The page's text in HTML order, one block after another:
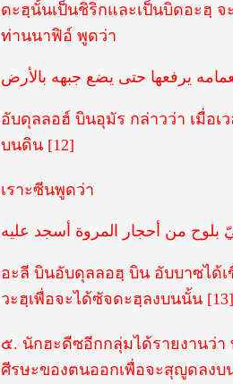
ดะฮฺนั้นเป็นชิริกและเป็นบิดอะฮฺ
ท่านนาฟิอ์ พูดว่า
يرفعها حتى يضع جبهه بالأرض
อับดุลลอฮ์ บินอุมัร กล่าวว่า เมื่อ
บนดิน [12]
เราะซีนพูดว่า
من أحجار المروة أسجد عليه
อะลี บินอับดุลลอฮฺ บิน อับบาซได้
วะฮฺเพื่อจะได้ซัจดะฮฺลงบนนั้น [13]
๕. นักฮะดีซอีกกลุ่มได้รายงานว่
ศีรษะของตนออกเพื่อจะสุญูดลงบ